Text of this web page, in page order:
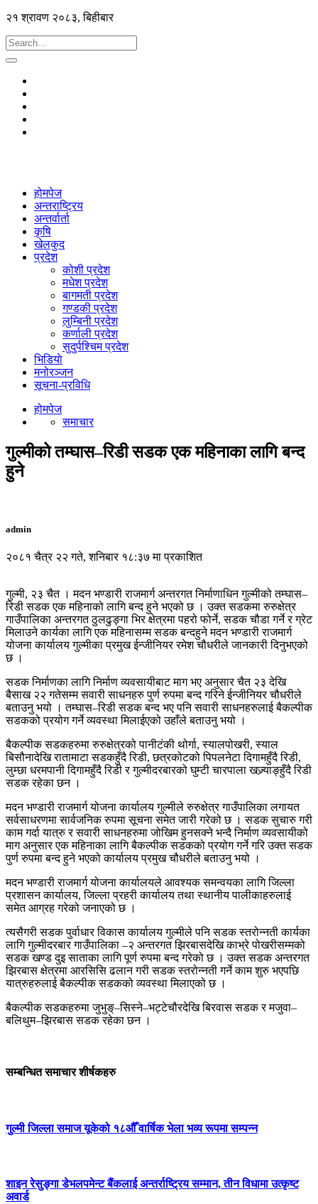
२१ श्रावण २०८३, बिहीबार
होमपेज
अन्तराष्ट्रिय
अन्तर्वार्ता
कृषि
खेलकुद
प्रदेश
कोशी प्रदेश
मधेश प्रदेश
बागमती प्रदेश
गण्डकी प्रदेश
लुम्बिनी प्रदेश
कर्णाली प्रदेश
सुदुर्पश्चिम प्रदेश
भिडियाे
मनोरञ्जन
सूचना-प्रविधि
होमपेज
समाचार
गुल्मीको तम्घास–रिडी सडक एक महिनाका लागि बन्द
हुने
admin
२०८१ चैत्र २२ गते, शनिबार १८:३७ मा प्रकाशित
गुल्मी, २३ चैत । मदन भण्डारी राजमार्ग अन्तरगत निर्माणाधिन गुल्मीको तम्घास–
रिडी सडक एक महिनाको लागि बन्द हुने भएको छ । उक्त सडकमा रुरुक्षेत्र
गाउँपालिका अन्तरगत ठुलढुङ्गा भिर क्षेत्रमा पहरो फोर्ने, सडक चौडा गर्ने र ग्रेट
मिलाउने कार्यका लागि एक महिनासम्म सडक बन्दहुने मदन भण्डारी राजमार्ग
योजना कार्यालय गुल्मीका प्रमुख ईन्जीनियर रमेश चौधरीले जानकारी दिनुभएको
छ ।
सडक निर्माणका लागि निर्माण व्यवसायीबाट माग भए अनुसार चैत २३ देखि
बैसाख २२ गतेसम्म सवारी साधनहरु पुर्ण रुपमा बन्द गरिने ईन्जीनियर चौधरीले
बताउनु भयो । तम्घास–रिडी सडक बन्द भए पनि सवारी साधनहरुलाई बैकल्पीक
सडकको प्रयोग गर्ने व्यवस्था मिलाईएको उहाँले बताउनु भयो ।
बैकल्पीक सडकहरुमा रुरुक्षेत्रको पानीटंकी थोर्गा, स्यालपोखरी, स्याल
बिसौनादेखि रातामाटा सडकहुँदै रिडी, छत्रकोटको पिपलनेटा दिगामहुँदै रिडी,
लुम्छा धरमपानी दिगामहुँदै रिडी र गुल्मीदरबारको घुम्टी चारपाला खज्र्याङ्हुँदै रिडी
सडक रहेका छन ।
मदन भण्डारी राजमार्ग योजना कार्यालय गुल्मीले रुरुक्षेत्र गाउँपालिका लगायत
सर्वसाधरणमा सार्वजनिक रुपमा सूचना समेत जारी गरेको छ । सडक सुचारु गरी
काम गर्दा यात्रु र सवारी साधनहरुमा जोखिम हुनसक्ने भन्दै निर्माण व्यवसायीको
माग अनुसार एक महिनाका लागि बैकल्पीक सडकको प्रयोग गर्ने गरि उक्त सडक
पुर्ण रुपमा बन्द हुने भएको कार्यालय प्रमुख चौधरीले बताउनु भयो ।
मदन भण्डारी राजमार्ग योजना कार्यालयले आवश्यक समन्वयका लागि जिल्ला
प्रशासन कार्यालय, जिल्ला प्रहरी कार्यालय तथा स्थानीय पालीकाहरुलाई
समेत आग्रह गरेको जनाएको छ ।
त्यसैगरी सडक पुर्वाधार विकास कार्यालय गुल्मीले पनि सडक स्तरोन्नती कार्यका
लागि गुल्मीदरबार गाउँपालिका –२ अन्तरगत झिरबासदेखि काभ्रे पोखरीसम्मको
सडक खण्ड दुइ साताका लागि पूर्ण रुपमा बन्द गरेको छ । उक्त सडक अन्तरगत
झिरबास क्षेत्रमा आरसिसि ढलान गरी सडक स्तरोन्नती गर्ने काम शुरु भएपछि
यात्रुहरुलाई बैकल्पीक सडकको व्यवस्था मिलाएको छ ।
बैकल्पीक सडकहरुमा जुभुङ्–सिस्ने–भट्टेचौरदेखि बिरवास सडक र मजुवा–
बलिथुम–झिरबास सडक रहेका छन ।
सम्बन्धित समाचार शीर्षकहरु
गुल्मी जिल्ला समाज यूकेको १८औँ वार्षिक भेला भव्य रूपमा सम्पन्न
शाइन रेसुङ्गा डेभलपमेन्ट बैंकलाई अन्तर्राष्ट्रिय सम्मान, तीन विधामा उत्कृष्ट
अवार्ड